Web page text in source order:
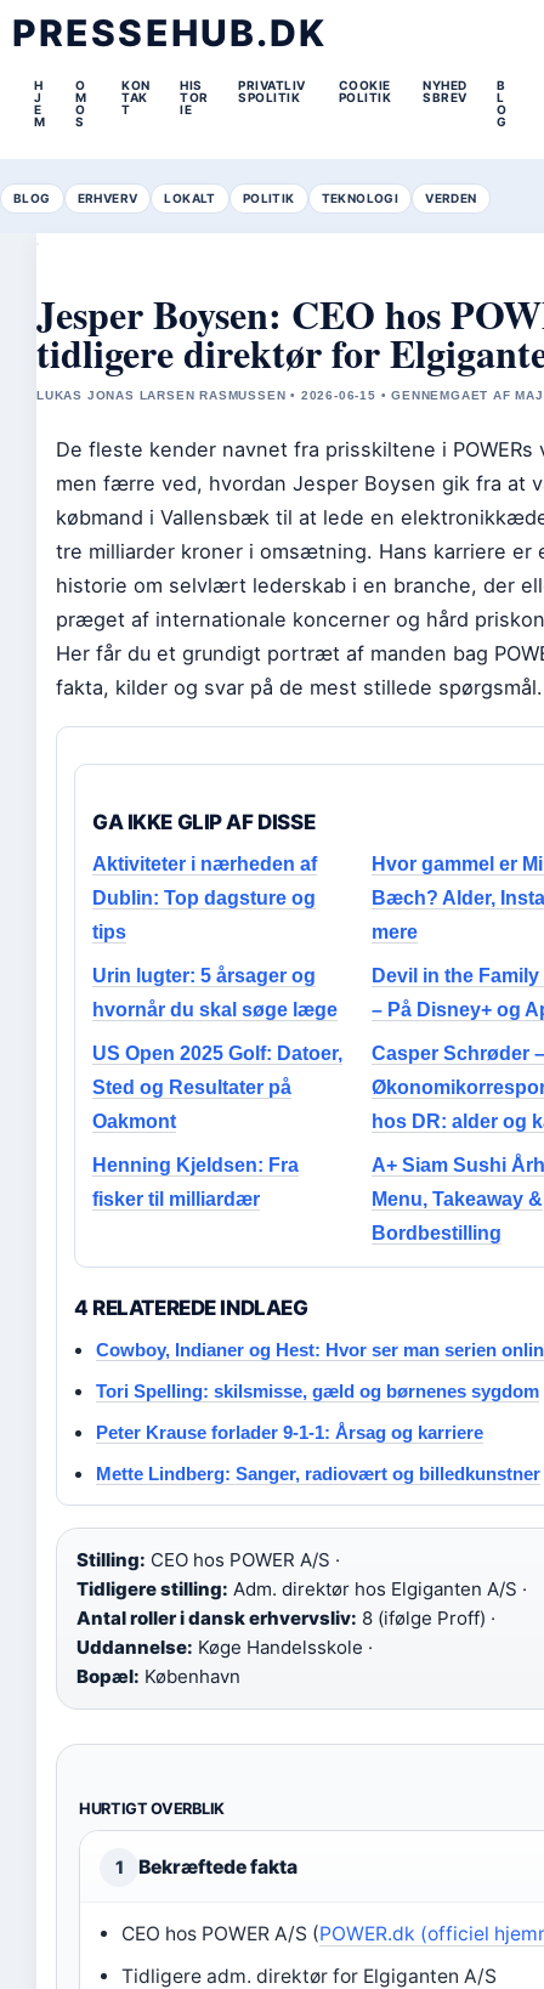
PRESSEHUB.DK
H
J
E
M
O
M
O
S
KON
TAK
T
HIS
TOR
IE
PRIVATLIV
SPOLITIK
COOKIE
POLITIK
NYHED
SBREV
B
L
O
G
BLOG ERHVERV LOKALT POLITIK TEKNOLOGI VERDEN
Jesper Boysen: CEO hos
tidligere direktør for
LUKAS JONAS LARSEN RASMUSSEN • 2026-06-15 • GENNEMGAET AF
De fleste kender navnet fra prisskiltene i POWERs
men færre ved, hvordan Jesper Boysen gik fra at
købmand i Vallensbæk til at lede en
tre milliarder kroner i omsætning. Hans karriere er
historie om selvlært lederskab i en branche, der
præget af internationale koncerner og hård
Her får du et grundigt portræt af manden bag
fakta, kilder og svar på de mest stillede spørgsmål.
GA IKKE GLIP AF DISSE
Aktiviteter i nærheden af
Dublin: Top dagsture og
tips
Hvor gammel er
Bæch? Alder,
mere
Urin lugter: 5 årsager og
hvornår du skal søge læge
Devil in the
– På Disney+ og
US Open 2025 Golf: Datoer,
Sted og Resultater på
Oakmont
Casper Schrøder –
hos DR: alder og
Henning Kjeldsen: Fra
fisker til milliardær
A+ Siam Sushi
Menu, Takeaway &
Bordbestilling
4 RELATEREDE INDLAEG
Cowboy, Indianer og Hest: Hvor ser man serien
Tori Spelling: skilsmisse, gæld og børnenes sygdom
Peter Krause forlader 9-1-1: Årsag og karriere
Mette Lindberg: Sanger, radiovært og billedkunstner
Stilling: CEO hos POWER A/S ·
Tidligere stilling: Adm. direktør hos Elgiganten A/S ·
Antal roller i dansk erhvervsliv: 8 (ifølge Proff) ·
Uddannelse: Køge Handelsskole ·
Bopæl: København
HURTIGT OVERBLIK
1 Bekræftede fakta
CEO hos POWER A/S (POWER.dk (officiel
Tidligere adm. direktør for Elgiganten A/S